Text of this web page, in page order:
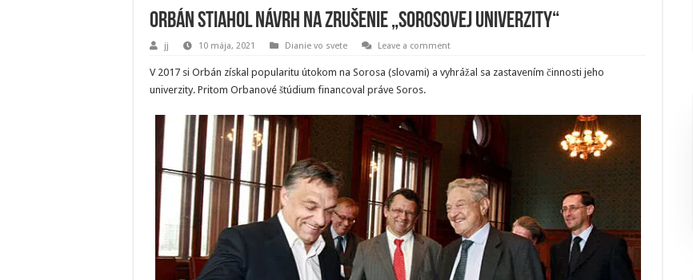
Orbán stiahol návrh na zrušenie „Sorosovej univerzity“
jj 10 mája, 2021 Dianie vo svete Leave a comment
V 2017 si Orbán získal popularitu útokom na Sorosa (slovami) a vyhrážal sa zastavením činnosti jeho
univerzity. Pritom Orbanové štúdium financoval práve Soros.